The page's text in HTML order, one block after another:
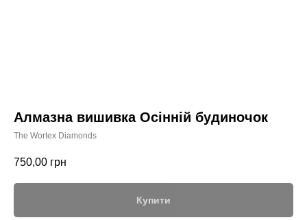
Алмазна вишивка Осінній будиночок
The Wortex Diamonds
750,00 грн
Купити